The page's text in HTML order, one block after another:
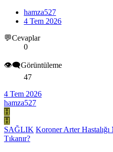
hamza527
4 Tem 2026
💬Cevaplar
0
👁️‍🗨️Görüntüleme
47
4 Tem 2026
hamza527
H
H
SAĞLIK Koroner Arter
Tıkanır?